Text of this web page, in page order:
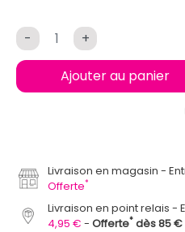
- +
Ajouter au panier
Livraison en magasin
Offerte*
Livraison en point relais
4,95 €
Offerte* dès 85